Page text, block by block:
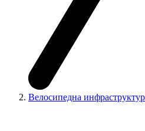
Велосипедна